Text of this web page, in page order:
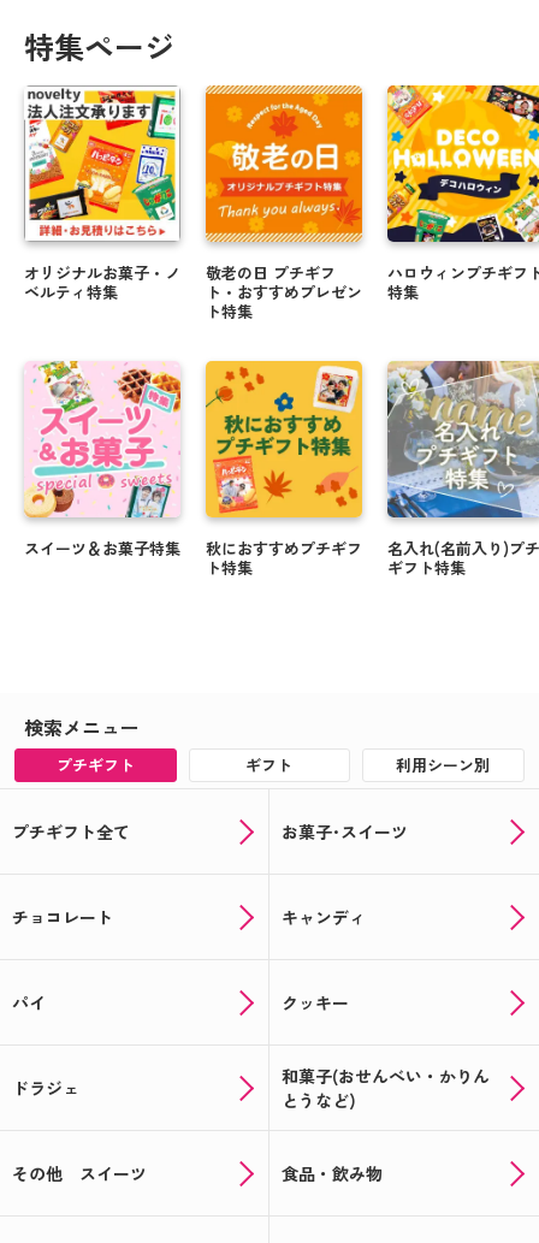
特集ページ
オリジナルお菓子・ノ
ベルティ特集
スイーツ＆お菓子特集
敬老の日 プチギフ
ト・おすすめプレゼン
ト特集
秋におすすめプチギフ
ト特集
ハロウィンプチギフ
特集
名入れ(名前入り)プチ
ギフト特集
検索メニュー
プチギフト ギフト 利用シーン別
プチギフト全て お菓子･スイーツ
チョコレート キャンディ
パイ クッキー
ドラジェ
和菓子(おせんべい・かりん
とうなど)
その他 スイーツ 食品・飲み物